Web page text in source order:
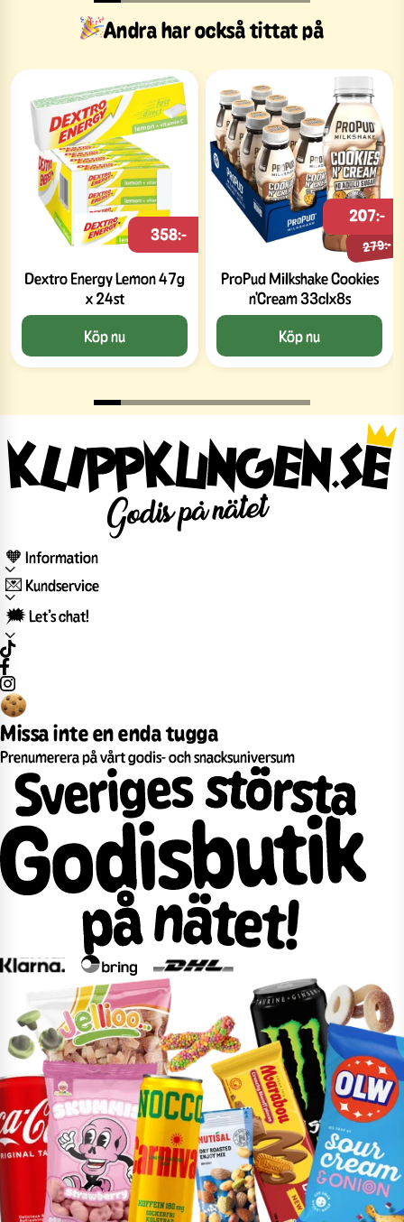
Andra har också tittat på
Dextro Energy Lemon 47g
x 24st
358:-
Köp nu
ProPud Milkshake Cookies
n'Cream 33clx8s
279:-
207:-
Köp nu
🧡 Information
💌 Kundservice
🗯️ Let’s chat!
Missa inte en enda tugga
Prenumerera på vårt godis- och snacksuniversum